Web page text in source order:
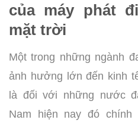
của máy phát
mặt trời
Một trong những ngành
ảnh hưởng lớn đến kinh
là đối với những nước
Nam hiện nay đó